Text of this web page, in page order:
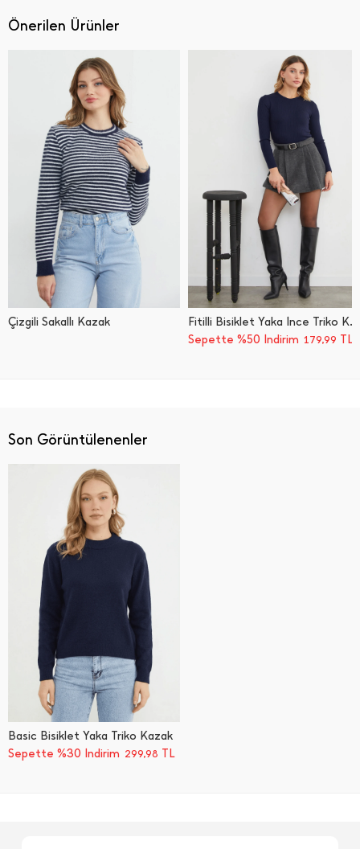
Önerilen Ürünler
Çizgili Sakallı Kazak
Fitilli Bisiklet Yaka İ̇nce Triko Kazak
Sepette %50 İndirim 179,99 TL
Son Görüntülenenler
Basic Bisiklet Yaka Triko Kazak
Sepette %30 İndirim 299,98 TL